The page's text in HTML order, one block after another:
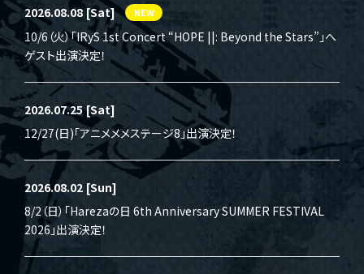
2026.08.08 [Sat] NEW
10/6（火）「IRyS 1st Concert “HOPE ||: Beyond the Stars”」へ
ゲスト出演決定！
2026.07.25 [Sat]
12/27(日)「アニメメメステージ8」出演決定！
2026.08.02 [Sun]
8/2（日）「Harezaの日 6th Anniversary SUMMER FESTIVAL
2026」出演決定！